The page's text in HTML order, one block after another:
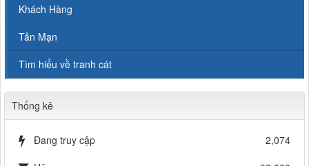
Khách Hàng
Tản Mạn
Tìm hiểu về tranh cát
Thống kê
Đang truy cập
2,074